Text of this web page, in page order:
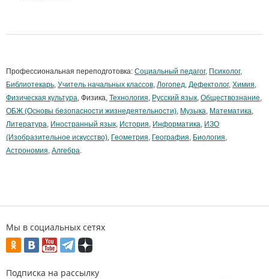
Профессиональная переподготовка: Социальный педагог, Психолог,
Библиотекарь, Учитель начальных классов, Логопед, Дефектолог, Химия,
Физическая культура, Физика, Технология, Русский язык, Обществознание,
ОБЖ (Основы безопасности жизнедеятельности), Музыка, Математика,
Литература, Иностранный язык, История, Информатика, ИЗО
(Изобразительное искусство), Геометрия, География, Биология,
Астрономия, Алгебра.
Мы в социальных сетях
Подписка на рассылку